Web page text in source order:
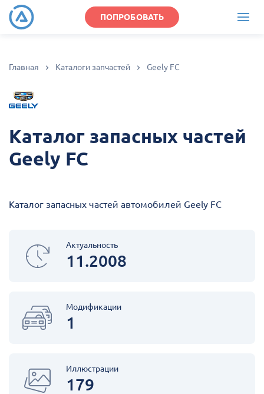
ПОПРОБОВАТЬ
Главная Каталоги запчастей Geely FC
Каталог запасных частей
Geely FC
Каталог запасных частей автомобилей Geely FC
Актуальность
11.2008
Модификации
1
Иллюстрации
179